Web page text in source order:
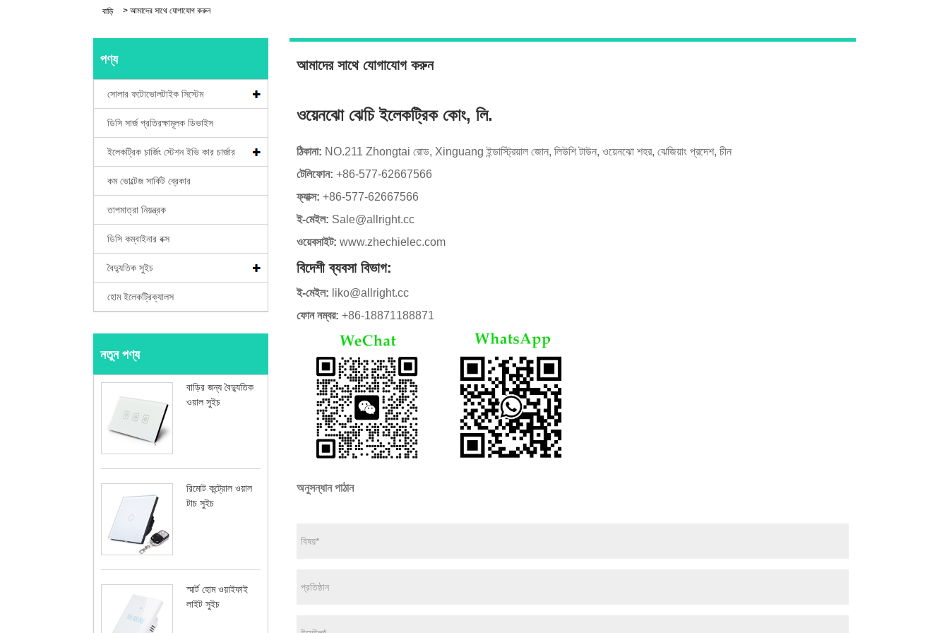
বাড়ি > আমাদের সাথে যোগাযোগ করুন
পণ্য
সোলার ফটোভোলটাইক সিস্টেম
ডিসি সার্জ প্রতিরক্ষামূলক ডিভাইস
ইলেকট্রিক চার্জিং স্টেশন ইভি কার চার্জার
কম ভোল্টেজ সার্কিট ব্রেকার
তাপমাত্রা নিয়ন্ত্রক
ডিসি কম্বাইনার বক্স
বৈদ্যুতিক সুইচ
হোম ইলেকট্রিক্যালস
নতুন পণ্য
বাড়ির জন্য বৈদ্যুতিক
ওয়াল সুইচ
রিমোট কন্ট্রোল ওয়াল
টাচ সুইচ
স্মার্ট হোম ওয়াইফাই
লাইট সুইচ
আমাদের সাথে যোগাযোগ করুন
ওয়েনঝো ঝেচি ইলেকট্রিক কোং, লি.
ঠিকানা: NO.211 Zhongtai রোড, Xinguang ইন্ডাস্ট্রিয়াল জোন, লিউশি টাউন, ওয়েনঝো শহর, ঝেজিয়াং প্রদেশ, চীন
টেলিফোন: +86-577-62667566
ফ্যাক্স: +86-577-62667566
ই-মেইল: Sale@allright.cc
ওয়েবসাইট: www.zhechielec.com
বিদেশী ব্যবসা বিভাগ:
ই-মেইল: liko@allright.cc
ফোন নম্বর: +86-18871188871
অনুসন্ধান পাঠান